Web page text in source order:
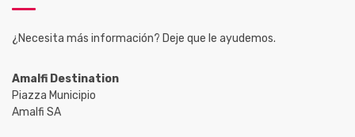
¿Necesita más información? Deje que le ayudemos.
Amalfi Destination
Piazza Municipio
Amalfi SA